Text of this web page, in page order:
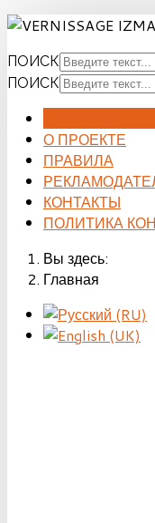
ПОИСК
ПОИСК
О ПРОЕКТЕ
ПРАВИЛА
КОНТАКТЫ
ПОЛИТИКА
Вы здесь:
Главная